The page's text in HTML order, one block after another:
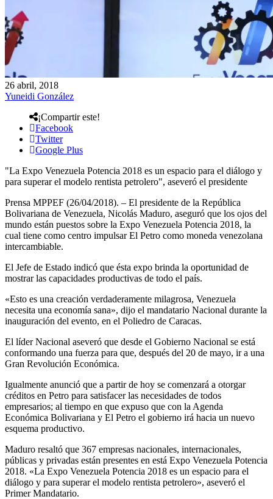
26 abril, 2018
Yuneidi González
¡Compartir este!
Facebook
Twitter
Google Plus
"La Expo Venezuela Potencia 2018 es un espacio para el diálogo y
para superar el modelo rentista petrolero", aseveró el presidente
Prensa MPPEF (26/04/2018). – El presidente de la República
Bolivariana de Venezuela, Nicolás Maduro, aseguró que los ojos del
mundo están puestos sobre la Expo Venezuela Potencia 2018, la
cual tiene como centro impulsar El Petro como moneda venezolana
intercambiable.
El Jefe de Estado indicó que ésta expo brinda la oportunidad de
mostrar las capacidades productivas de todo el país.
«Esto es una creación verdaderamente milagrosa, Venezuela
necesita una economía sana», dijo el mandatario Nacional durante la
inauguración del evento, en el Poliedro de Caracas.
El líder Nacional aseveró que desde el Gobierno Nacional se está
conformando una fuerza para que, después del 20 de mayo, ir a una
Gran Revolución Económica.
Igualmente anunció que a partir de hoy se comenzará a otorgar
créditos en Petro para satisfacer las necesidades de todos
empresarios; al tiempo en que expuso que con la Agenda
Económica Bolivariana y El Petro el gobierno irá hacia un nuevo
esquema productivo.
Maduro resaltó que 367 empresas nacionales, internacionales,
públicas y privadas están presentes en está Expo Venezuela Potencia
2018. «La Expo Venezuela Potencia 2018 es un espacio para el
diálogo y para superar el modelo rentista petrolero», aseveró el
Primer Mandatario.